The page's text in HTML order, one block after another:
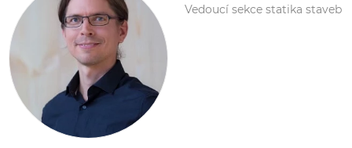
Vedoucí sekce statika staveb